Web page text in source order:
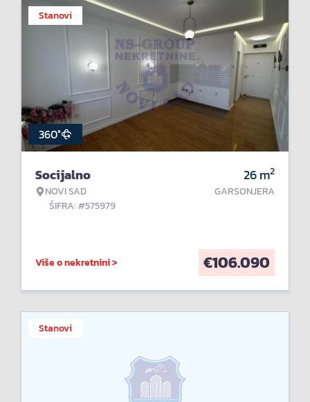
Stanovi
360°
Socijalno
NOVI SAD
ŠIFRA: #575979
26m2
GARSONJERA
Više o nekretnini > €106.090
Stanovi